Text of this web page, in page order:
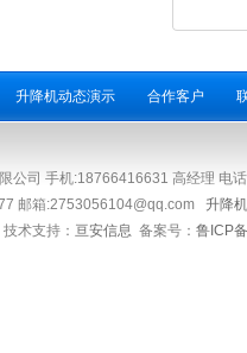
升降机动态演示 合作客户
公司 手机:18766416631 高经理 电
邮箱:2753056104@qq.com 升降机
术支持： 亘安信息 备案号： 鲁ICP